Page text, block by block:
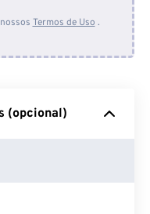
Termos de Uso .
(opcional)